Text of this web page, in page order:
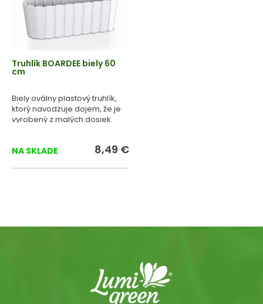
Truhlík BOARDEE biely 60
cm
Biely oválny plastový truhlík,
ktorý navodzuje dojem, že je
vyrobený z malých dosiek.
NA SKLADE 8,49 €